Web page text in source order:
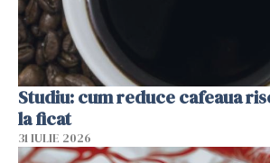
Studiu: cum reduce cafeaua
la ficat
31 IULIE 2026